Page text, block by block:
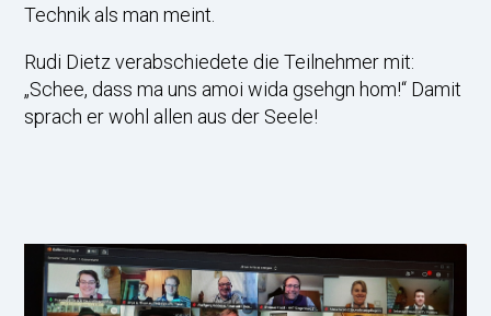
Technik als man meint.
Rudi Dietz verabschiedete die Teilnehmer mit:
„Schee, dass ma uns amoi wida gsehgn hom!“ Damit
sprach er wohl allen aus der Seele!